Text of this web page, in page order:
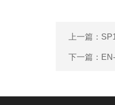
上一篇：
下一篇：